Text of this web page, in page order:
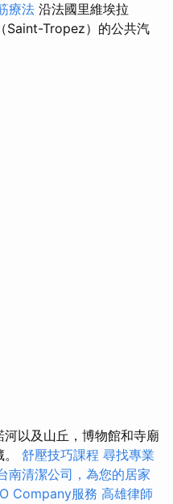
療法 沿法國里維埃拉
Saint-Tropez）的公共汽
以及山丘，博物館和寺廟
舒壓技巧課程 尋找專業
南清潔公司，為您的居家
Company服務 高雄律師